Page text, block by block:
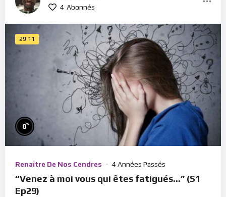
4 Abonnés
29:11
0%
Renaître De Nos Cendres 4 Années Passés
“Venez à moi vous qui êtes fatigués…” (S1
Ep29)